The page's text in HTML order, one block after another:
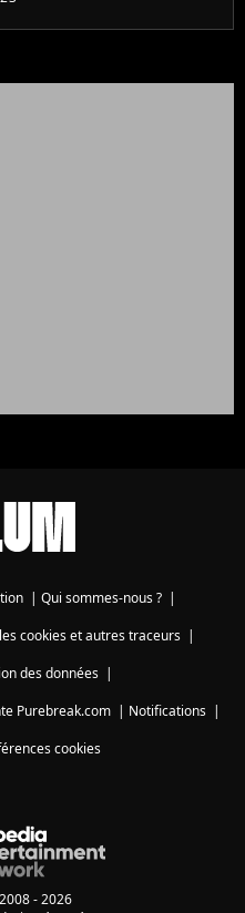
| Qui sommes-nous ? |
cookies et autres traceurs|
des données|
Purebreak.com | Notifications |
cookies
- 2026